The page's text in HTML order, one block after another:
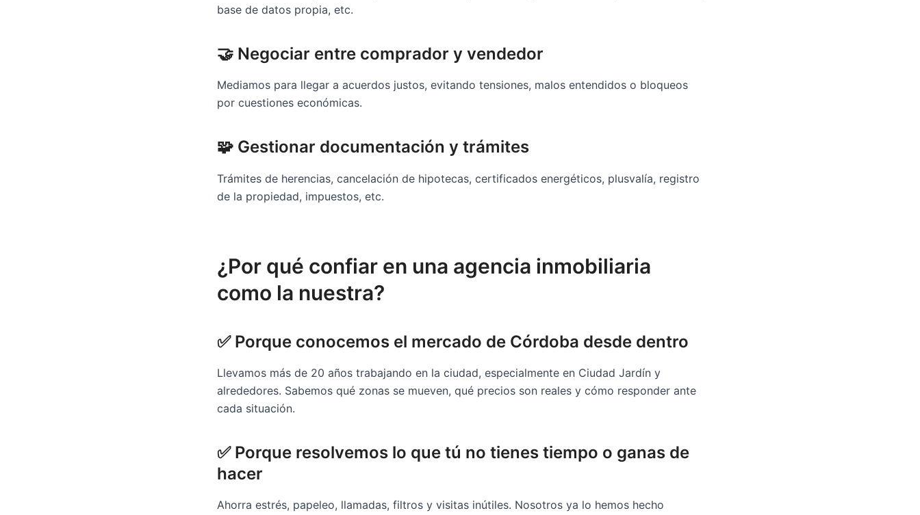
base de datos propia, etc.
🤝 Negociar entre comprador y vendedor
Mediamos para llegar a acuerdos justos, evitando tensiones, malos entendidos o bloqueos
por cuestiones económicas.
🧩 Gestionar documentación y trámites
Trámites de herencias, cancelación de hipotecas, certificados energéticos, plusvalía, registro
de la propiedad, impuestos, etc.
¿Por qué confiar en una agencia inmobiliaria
como la nuestra?
✅ Porque conocemos el mercado de Córdoba desde dentro
Llevamos más de 20 años trabajando en la ciudad, especialmente en Ciudad Jardín y
alrededores. Sabemos qué zonas se mueven, qué precios son reales y cómo responder ante
cada situación.
✅ Porque resolvemos lo que tú no tienes tiempo o ganas de
hacer
Ahorra estrés, papeleo, llamadas, filtros y visitas inútiles. Nosotros ya lo hemos hecho